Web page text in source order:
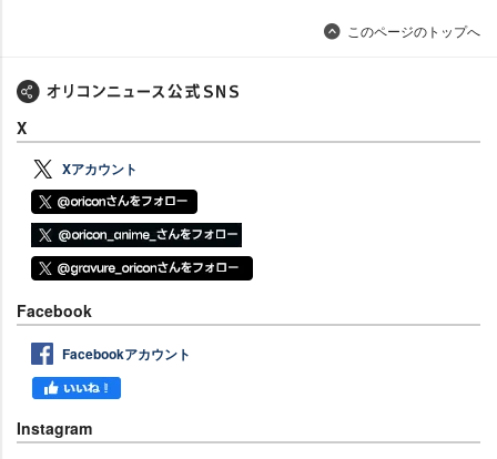
このページのトップへ
X
Xアカウント
Facebook
Facebookアカウント
Instagram